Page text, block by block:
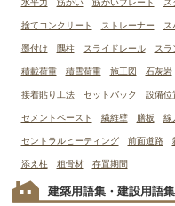
水平力 筋かい 筋かいプレート ス
捨てコンクリート ストレーナー ス
墨付け 隅柱 スライドレール スラ
積載荷重 積雪荷重 施工図 石灰岩
接着貼り工法 セットバック 設備位
セメントペースト 繊維壁 膳板 線
セントラルヒーティング 前面道路
添え柱 粗骨材 存置期間
建築用語集・建設用語